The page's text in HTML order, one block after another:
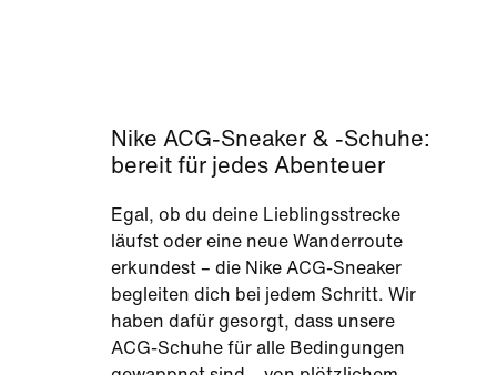
Nike ACG-Sneaker & -Schuhe:
bereit für jedes Abenteuer
Egal, ob du deine Lieblingsstrecke
läufst oder eine neue Wanderroute
erkundest – die Nike ACG-Sneaker
begleiten dich bei jedem Schritt. Wir
haben dafür gesorgt, dass unsere
ACG-Schuhe für alle Bedingungen